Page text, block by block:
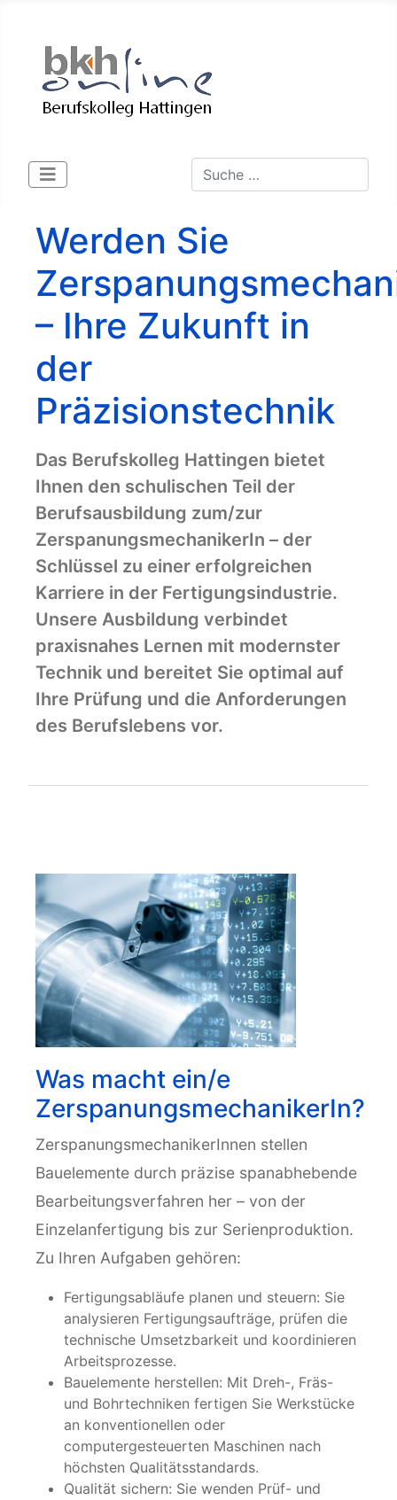
Suchen
Werden Sie
– Ihre Zukunft in
der
Präzisionstechnik
Das Berufskolleg Hattingen bietet
Ihnen den schulischen Teil der
Berufsausbildung zum/zur
ZerspanungsmechanikerIn – der
Schlüssel zu einer erfolgreichen
Karriere in der Fertigungsindustrie.
Unsere Ausbildung verbindet
praxisnahes Lernen mit modernster
Technik und bereitet Sie optimal auf
Ihre Prüfung und die Anforderungen
des Berufslebens vor.
Was macht ein/e
ZerspanungsmechanikerIn?
ZerspanungsmechanikerInnen stellen
Bauelemente durch präzise spanabhebende
Bearbeitungsverfahren her – von der
Einzelanfertigung bis zur Serienproduktion.
Zu Ihren Aufgaben gehören:
Fertigungsabläufe planen und steuern: Sie
analysieren Fertigungsaufträge, prüfen die
technische Umsetzbarkeit und koordinieren
Arbeitsprozesse.
Bauelemente herstellen: Mit Dreh-, Fräs-
und Bohrtechniken fertigen Sie Werkstücke
an konventionellen oder
computergesteuerten Maschinen nach
höchsten Qualitätsstandards.
Qualität sichern: Sie wenden Prüf- und